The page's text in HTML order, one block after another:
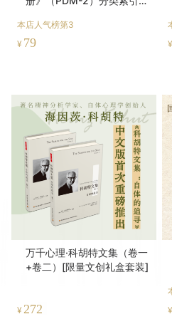
1、发货时间
正常情况下，当天13:00前付款
周末及法定节假日，顺延至首
2、物流情况